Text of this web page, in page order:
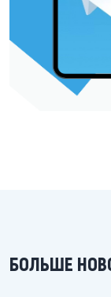
БОЛЬШЕ